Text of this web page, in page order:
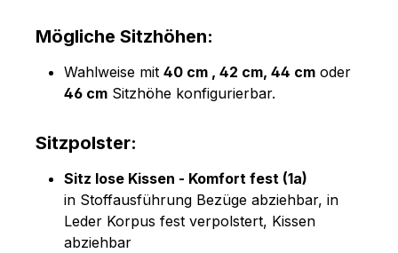
Mögliche Sitzhöhen:
Wahlweise mit 40 cm , 42 cm, 44 cm oder
46 cm Sitzhöhe konfigurierbar.
Sitzpolster:
Sitz lose Kissen - Komfort fest (1a)
in Stoffausführung Bezüge abziehbar, in
Leder Korpus fest verpolstert, Kissen
abziehbar